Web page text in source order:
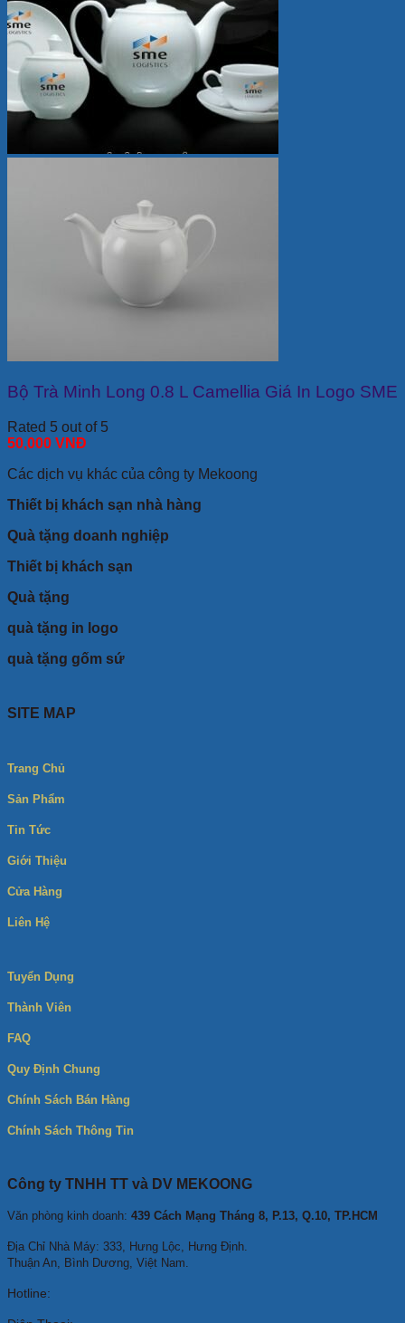
Bộ Trà Minh Long 0.8 L Camellia Giá In Logo SME
Rated 5 out of 5
50,000 VNĐ
Các dịch vụ khác của công ty Mekoong
Thiết bị khách sạn nhà hàng
Quà tặng doanh nghiệp
Thiết bị khách sạn
Quà tặng
quà tặng in logo
quà tặng gốm sứ
SITE MAP
Trang Chủ
Sản Phẩm
Tin Tức
Giới Thiệu
Cửa Hàng
Liên Hệ
Tuyển Dụng
Thành Viên
FAQ
Quy Định Chung
Chính Sách Bán Hàng
Chính Sách Thông Tin
Công ty TNHH TT và DV MEKOONG
Văn phòng kinh doanh: 439 Cách Mạng Tháng 8, P.13, Q.10, TP.HCM
Địa Chỉ Nhà Máy: 333, Hưng Lộc, Hưng Định.
Thuận An, Bình Dương, Việt Nam.
Hotline: